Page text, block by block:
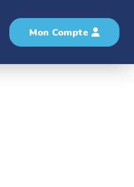
Mon Compte